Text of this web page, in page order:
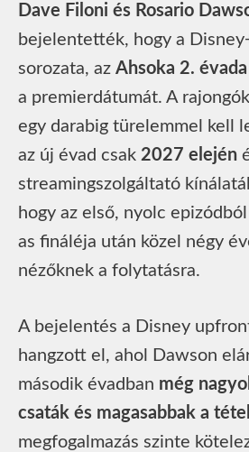
Dave Filoni és Rosario
bejelentették, hogy a
sorozata, az Ahsoka 2. évada
a premierdátumát. A
egy darabig türelemmel kell
az új évad csak 2027 elején
streamingszolgáltató
hogy az első, nyolc
as fináléja után közel négy
nézőknek a folytatásra.
A bejelentés a Disney
hangzott el, ahol Dawson
második évadban még
csaták és magasabbak a
megfogalmazás szinte